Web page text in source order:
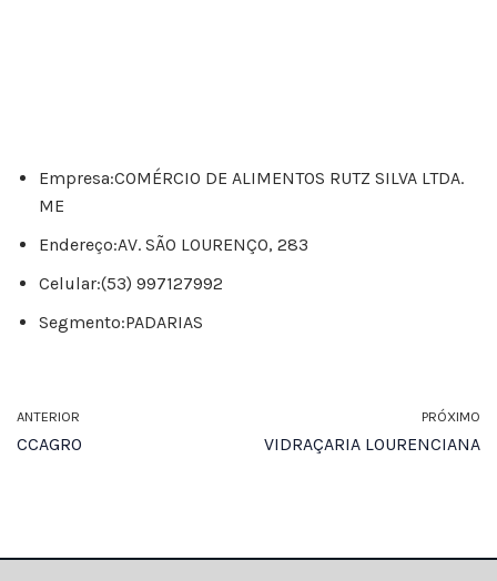
Empresa:COMÉRCIO DE ALIMENTOS RUTZ SILVA LTDA.
ME
Endereço:AV. SÃO LOURENÇO, 283
Celular:(53) 997127992
Segmento:PADARIAS
ANTERIOR
CCAGRO
PRÓXIMO
VIDRAÇARIA LOURENCIANA